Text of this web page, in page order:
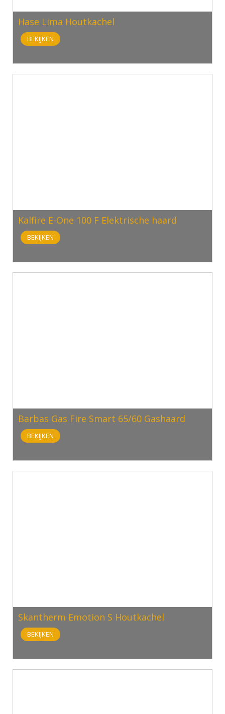
Hase Lima Houtkachel
BEKIJKEN
Kalfire E-One 100 F Elektrische haard
BEKIJKEN
Barbas Gas Fire Smart 65/60 Gashaard
BEKIJKEN
Skantherm Emotion S Houtkachel
BEKIJKEN